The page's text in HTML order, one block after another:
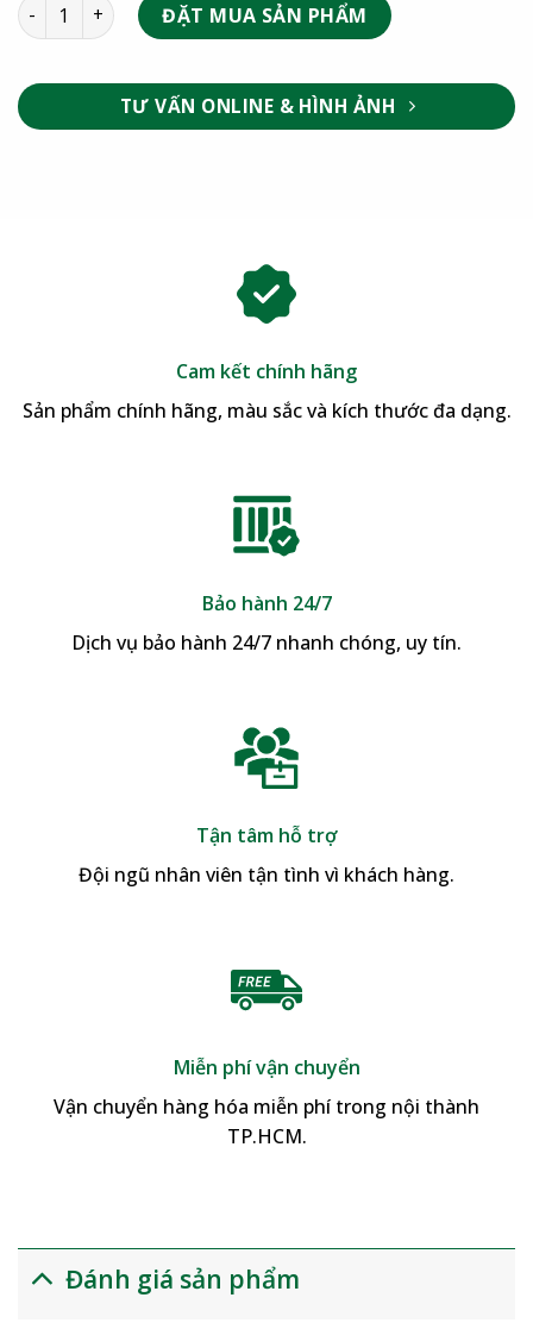
ĐẶT MUA SẢN PHẨM
TƯ VẤN ONLINE & HÌNH ẢNH
Cam kết chính hãng
Sản phẩm chính hãng, màu sắc và kích thước đa dạng.
Bảo hành 24/7
Dịch vụ bảo hành 24/7 nhanh chóng, uy tín.
Tận tâm hỗ trợ
Đội ngũ nhân viên tận tình vì khách hàng.
Miễn phí vận chuyển
Vận chuyển hàng hóa miễn phí trong nội thành
TP.HCM.
Đánh giá sản phẩm